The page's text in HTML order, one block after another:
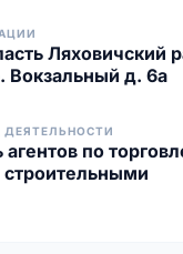
Ляховичский
Вокзальный д. 6а
по